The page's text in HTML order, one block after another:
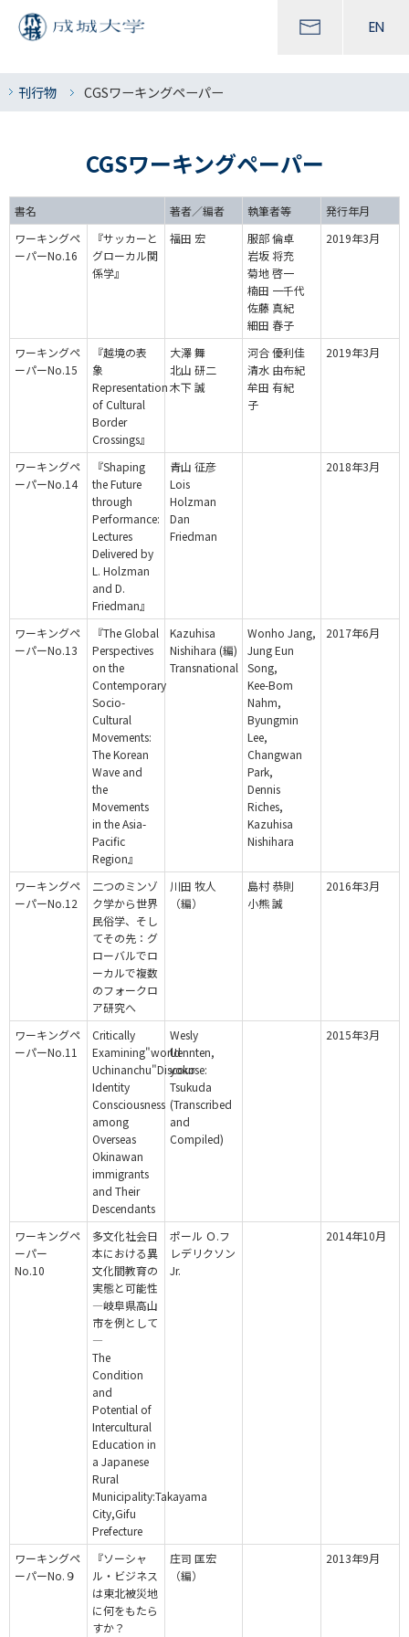
EN
刊行物 CGSワーキングペーパー
CGSワーキングペーパー
書名 著者／編者 執筆者等
発行年月
ワーキングペ
ーパーNo.16
『サッカーと
グローカル関
係学』
福田 宏
服部 倫卓
岩坂 将充
菊地 啓一
楠田 一千代
佐藤 真紀
細田 春子
2019年3月
ワーキングペ
ーパーNo.15
『越境の表
象
Representation
of Cultural
Border
Crossings』
大澤 舞
北山 研二
木下 誠
河合 優利佳
清水 由布紀
牟田 有紀
子
2019年3月
ワーキングペ
ーパーNo.14
『Shaping
the Future
through
Performance:
Lectures
Delivered by
L. Holzman
and D.
Friedman』
青山 征彦
Lois
Holzman
Dan
Friedman
2018年3月
ワーキングペ
ーパーNo.13
『The Global
Perspectives
on the
Contemporary
Socio-
Cultural
Movements:
The Korean
Wave and
the
Movements
in the Asia-
Pacific
Region』
Kazuhisa
Nishihara (編)
Transnational
Wonho Jang,
Jung Eun
Song,
Kee-Bom
Nahm,
Byungmin
Lee,
Changwan
Park,
Dennis
Riches,
Kazuhisa
Nishihara
2017年6月
ワーキングペ
ーパーNo.12
二つのミンゾ
ク学から世界
民俗学、そし
てその先：グ
ローバルでロ
ーカルで複数
のフォークロ
ア研究へ
川田 牧人
（編）
島村 恭則
小熊 誠
2016年3月
ワーキングペ
ーパーNo.11
Critically
Examining"world
Uchinanchu"Discourse:
Identity
Consciousness
among
Overseas
Okinawan
immigrants
and Their
Descendants
Wesly
Uennten,
yoko
Tsukuda
(Transcribed
and
Compiled)
2015年3月
ワーキングペ
ーパー
No.10
多文化社会日
本における異
文化間教育の
実態と可能性
—岐阜県高山
市を例として
—
The
Condition
and
Potential of
Intercultural
Education in
a Japanese
Rural
Municipality:Takayama
City,Gifu
Prefecture
ポール Ｏ.フ
レデリクソン
Jr.
2014年10月
ワーキングペ
ーパーNo.９
『ソーシャ
ル・ビジネス
は東北被災地
に何をもたら
すか？
庄司 匡宏
（編）
2013年9月